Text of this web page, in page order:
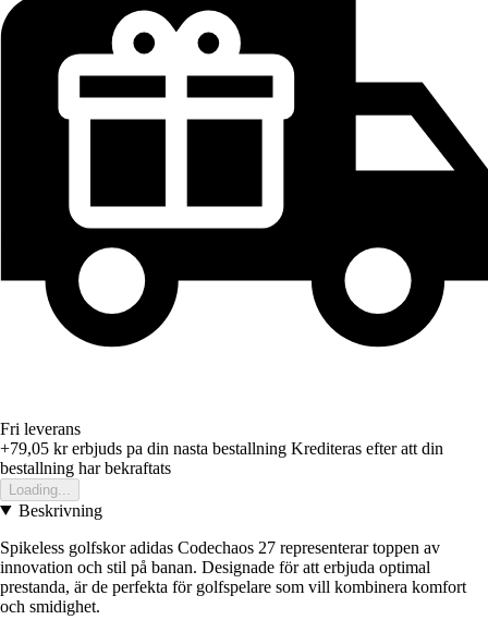
Fri leverans
+79,05 krerbjuds pa din nasta bestallning Krediteras efter att din
bestallning har bekraftats
Loading...
Beskrivning
Spikeless golfskor adidas Codechaos 27 representerar toppen av
innovation och stil på banan. Designade för att erbjuda optimal
prestanda, är de perfekta för golfspelare som vill kombinera komfort
och smidighet.